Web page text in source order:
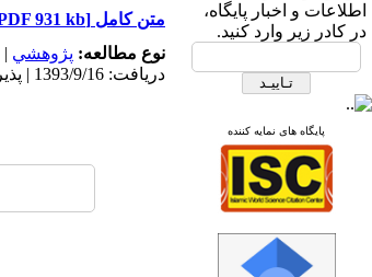
اطلاعات و اخبار پایگاه،
در کادر زیر وارد کنید.
پایگاه های نمایه کننده
متن کامل [PDF 931 kb]
نوع مطالعه: پژوهشي |
دریافت: 1393/9/16 | پذیرش: 1394/4/11